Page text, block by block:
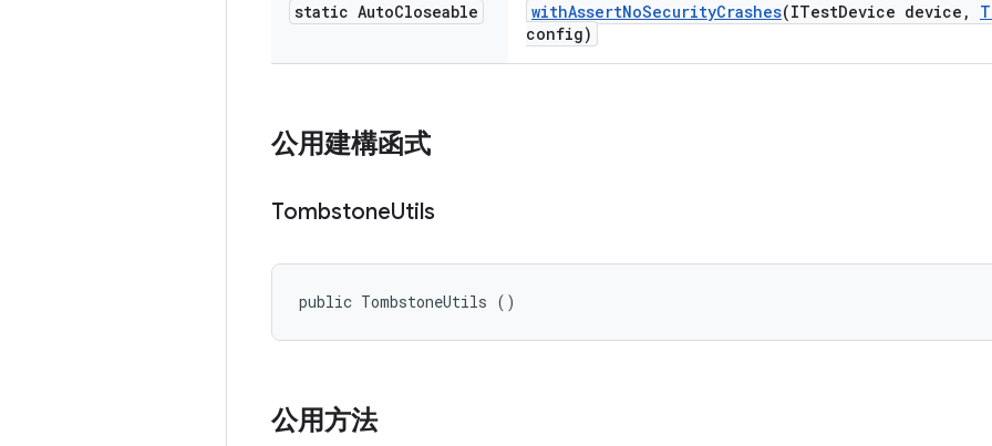
static AutoCloseable withAssertNoSecurityCrashes(ITestDevice device ,
config)
公用建構函式
TombstoneUtils
public TombstoneUtils ()
公用方法